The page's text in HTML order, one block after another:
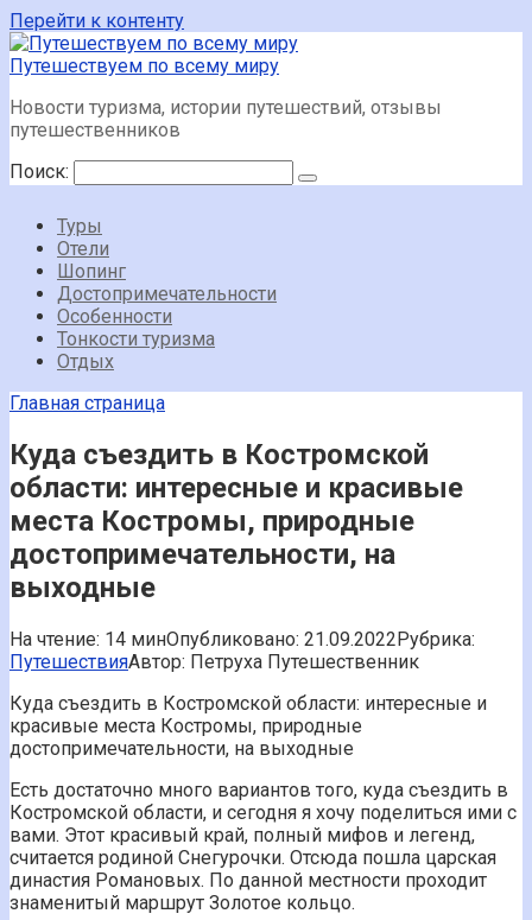
Перейти к контенту
Путешествуем по всему миру
Новости туризма, истории путешествий, отзывы
путешественников
Поиск:
Туры
Отели
Шопинг
Достопримечательности
Особенности
Тонкости туризма
Отдых
Главная страница
Куда съездить в Костромской
области: интересные и красивые
места Костромы, природные
достопримечательности, на
выходные
На чтение: 14 минОпубликовано: 21.09.2022Рубрика:
ПутешествияАвтор: Петруха Путешественник
Куда съездить в Костромской области: интересные и
красивые места Костромы, природные
достопримечательности, на выходные
Есть достаточно много вариантов того, куда съездить в
Костромской области, и сегодня я хочу поделиться ими с
вами. Этот красивый край, полный мифов и легенд,
считается родиной Снегурочки. Отсюда пошла царская
династия Романовых. По данной местности проходит
знаменитый маршрут Золотое кольцо.